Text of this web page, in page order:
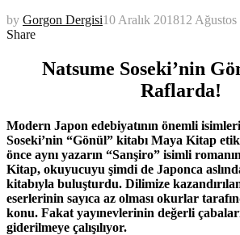
by Gorgon Dergisi10 Aralık 201812 Ağustos
Share
Natsume Soseki’nin
Raflarda!
Modern Japon edebiyatının önemli
Soseki’nin “Gönül” kitabı Maya Kitap
önce aynı yazarın “Sanşiro” isimli
Kitap, okuyucuyu şimdi de Japonca
kitabıyla buluşturdu. Dilimize
eserlerinin sayıca az olması okurlar
konu. Fakat yayınevlerinin değerli
giderilmeye çalışılıyor.